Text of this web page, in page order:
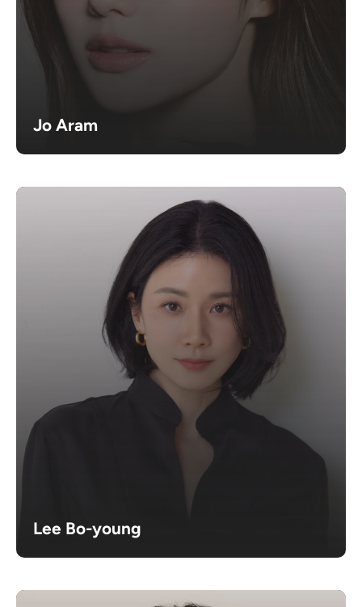
Jo Aram
Lee Bo-young